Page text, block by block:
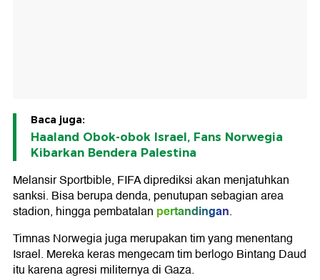
Baca juga:
Haaland Obok-obok Israel, Fans Norwegia
Kibarkan Bendera Palestina
Melansir Sportbible, FIFA diprediksi akan menjatuhkan
sanksi. Bisa berupa denda, penutupan sebagian area
stadion, hingga pembatalan pertandingan.
Timnas Norwegia juga merupakan tim yang menentang
Israel. Mereka keras mengecam tim berlogo Bintang Daud
itu karena agresi militernya di Gaza.